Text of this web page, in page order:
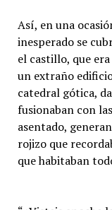
Así, en una
inesperado se
el castillo, que
un extraño
catedral gótica,
fusionaban con
asentado,
rojizo que
que habitaban